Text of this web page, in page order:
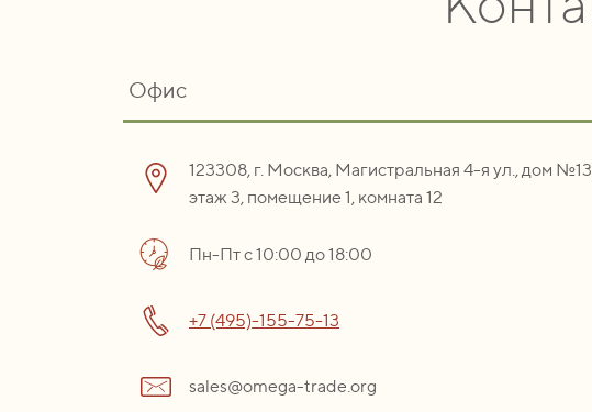
Офис
123308, г. Москва, Магистральная 4-я ул., дом
этаж 3, помещение 1, комната 12
Пн-Пт с 10:00 до 18:00
+7 (495)-155-75-13
sales@omega-trade.org